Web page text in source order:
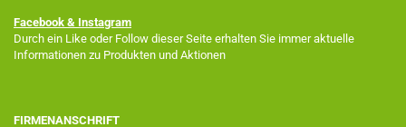
Facebook & Instagram
Durch ein Like oder Follow dieser Seite erhalten Sie immer aktuelle
Informationen zu Produkten und Aktionen
FIRMENANSCHRIFT